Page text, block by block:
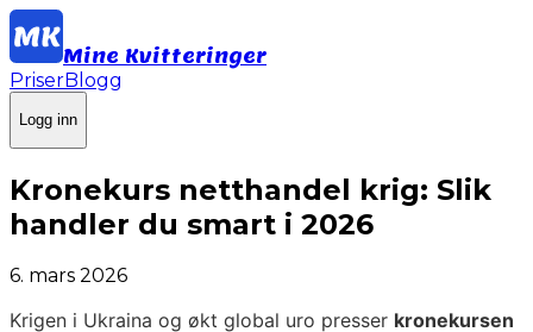
Mine Kvitteringer
PriserBlogg
Logg inn
Kronekurs netthandel krig: Slik
handler du smart i 2026
6. mars 2026
Krigen i Ukraina og økt global uro presser kronekursen